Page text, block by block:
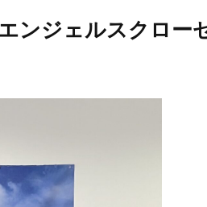
ンジェルスクロー